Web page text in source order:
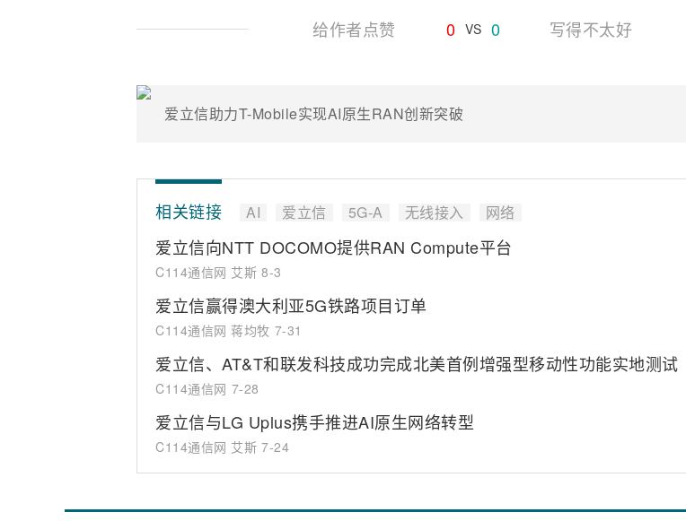
给作者点赞 0 VS 0 写得不太好
爱立信助力T-Mobile实现AI原生RAN创新突破
相关链接 AI 爱立信 5G-A 无线接入 网络
爱立信向NTT DOCOMO提供RAN Compute平台
C114通信网 艾斯 8-3
爱立信赢得澳大利亚5G铁路项目订单
C114通信网 蒋均牧 7-31
爱立信、AT&T和联发科技成功完成北美首例增强型移动性功能实地测试
C114通信网 7-28
爱立信与LG Uplus携手推进AI原生网络转型
C114通信网 艾斯 7-24